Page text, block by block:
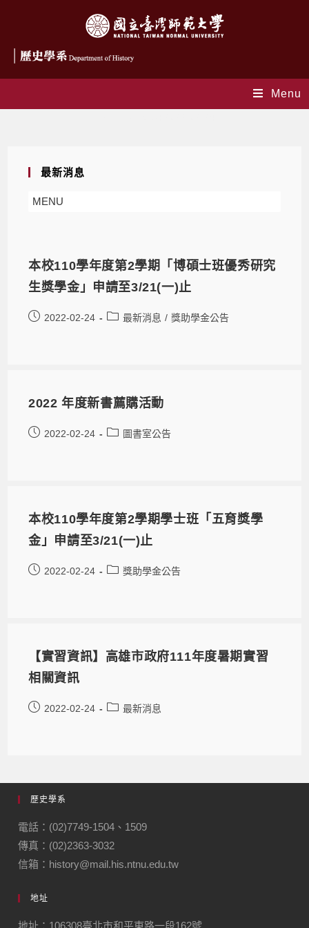
Menu
最新消息
MENU
本校110學年度第2學期「博碩士班優秀研究
生獎學金」申請至3/21(一)止
2022-02-24 最新消息 / 獎助學金公告
2022 年度新書薦購活動
2022-02-24 圖書室公告
本校110學年度第2學期學士班「五育獎學
金」申請至3/21(一)止
2022-02-24 獎助學金公告
【實習資訊】高雄市政府111年度暑期實習
相關資訊
2022-02-24 最新消息
歷史學系
電話：(02)7749-1504、1509
傳真：(02)2363-3032
信箱：history@mail.his.ntnu.edu.tw
地址
地址：106308臺北市和平東路一段162號